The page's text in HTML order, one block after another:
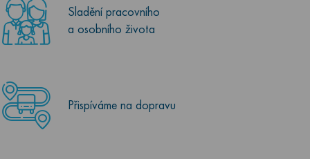
Sladění pracovního
a osobního života
Přispíváme na dopravu